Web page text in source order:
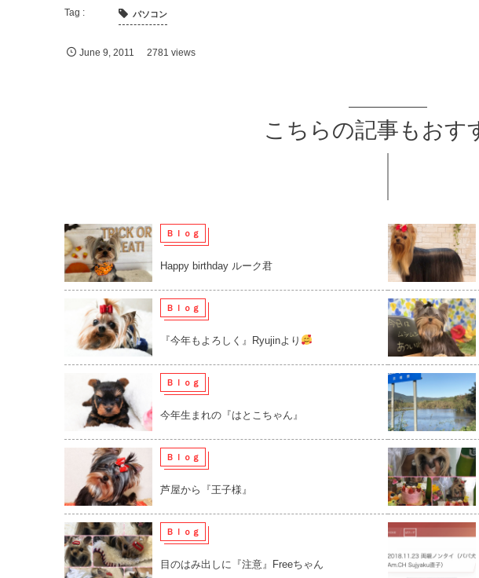
パソコン
June 9 ,2011 2781 views
こちらの記事もおす
Ｂｌｏｇ
Happy birthday ルーク君
Ｂｌｏｇ
『今年もよろしく』Ryujinより
Ｂｌｏｇ
今年生まれの『はとこちゃん』
Ｂｌｏｇ
芦屋から『王子様』
Ｂｌｏｇ
目のはみ出しに『注意』Freeちゃん